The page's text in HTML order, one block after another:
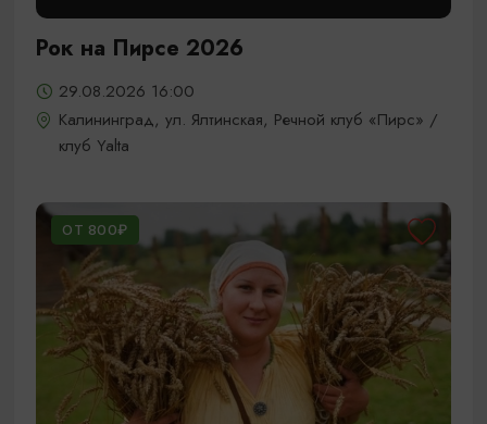
Рок на Пирсе 2026
29.08.2026 16:00
Калининград, ул. Ялтинская, Речной клуб «Пирс» /
клуб Yalta
ОТ 800₽